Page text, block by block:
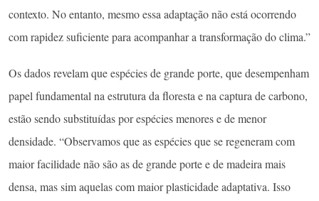
contexto. No entanto, mesmo essa adaptação não está ocorrendo
com rapidez suficiente para acompanhar a transformação do clima.”
Os dados revelam que espécies de grande porte, que desempenham
papel fundamental na estrutura da floresta e na captura de carbono,
estão sendo substituídas por espécies menores e de menor
densidade. “Observamos que as espécies que se regeneram com
maior facilidade não são as de grande porte e de madeira mais
densa, mas sim aquelas com maior plasticidade adaptativa. Isso